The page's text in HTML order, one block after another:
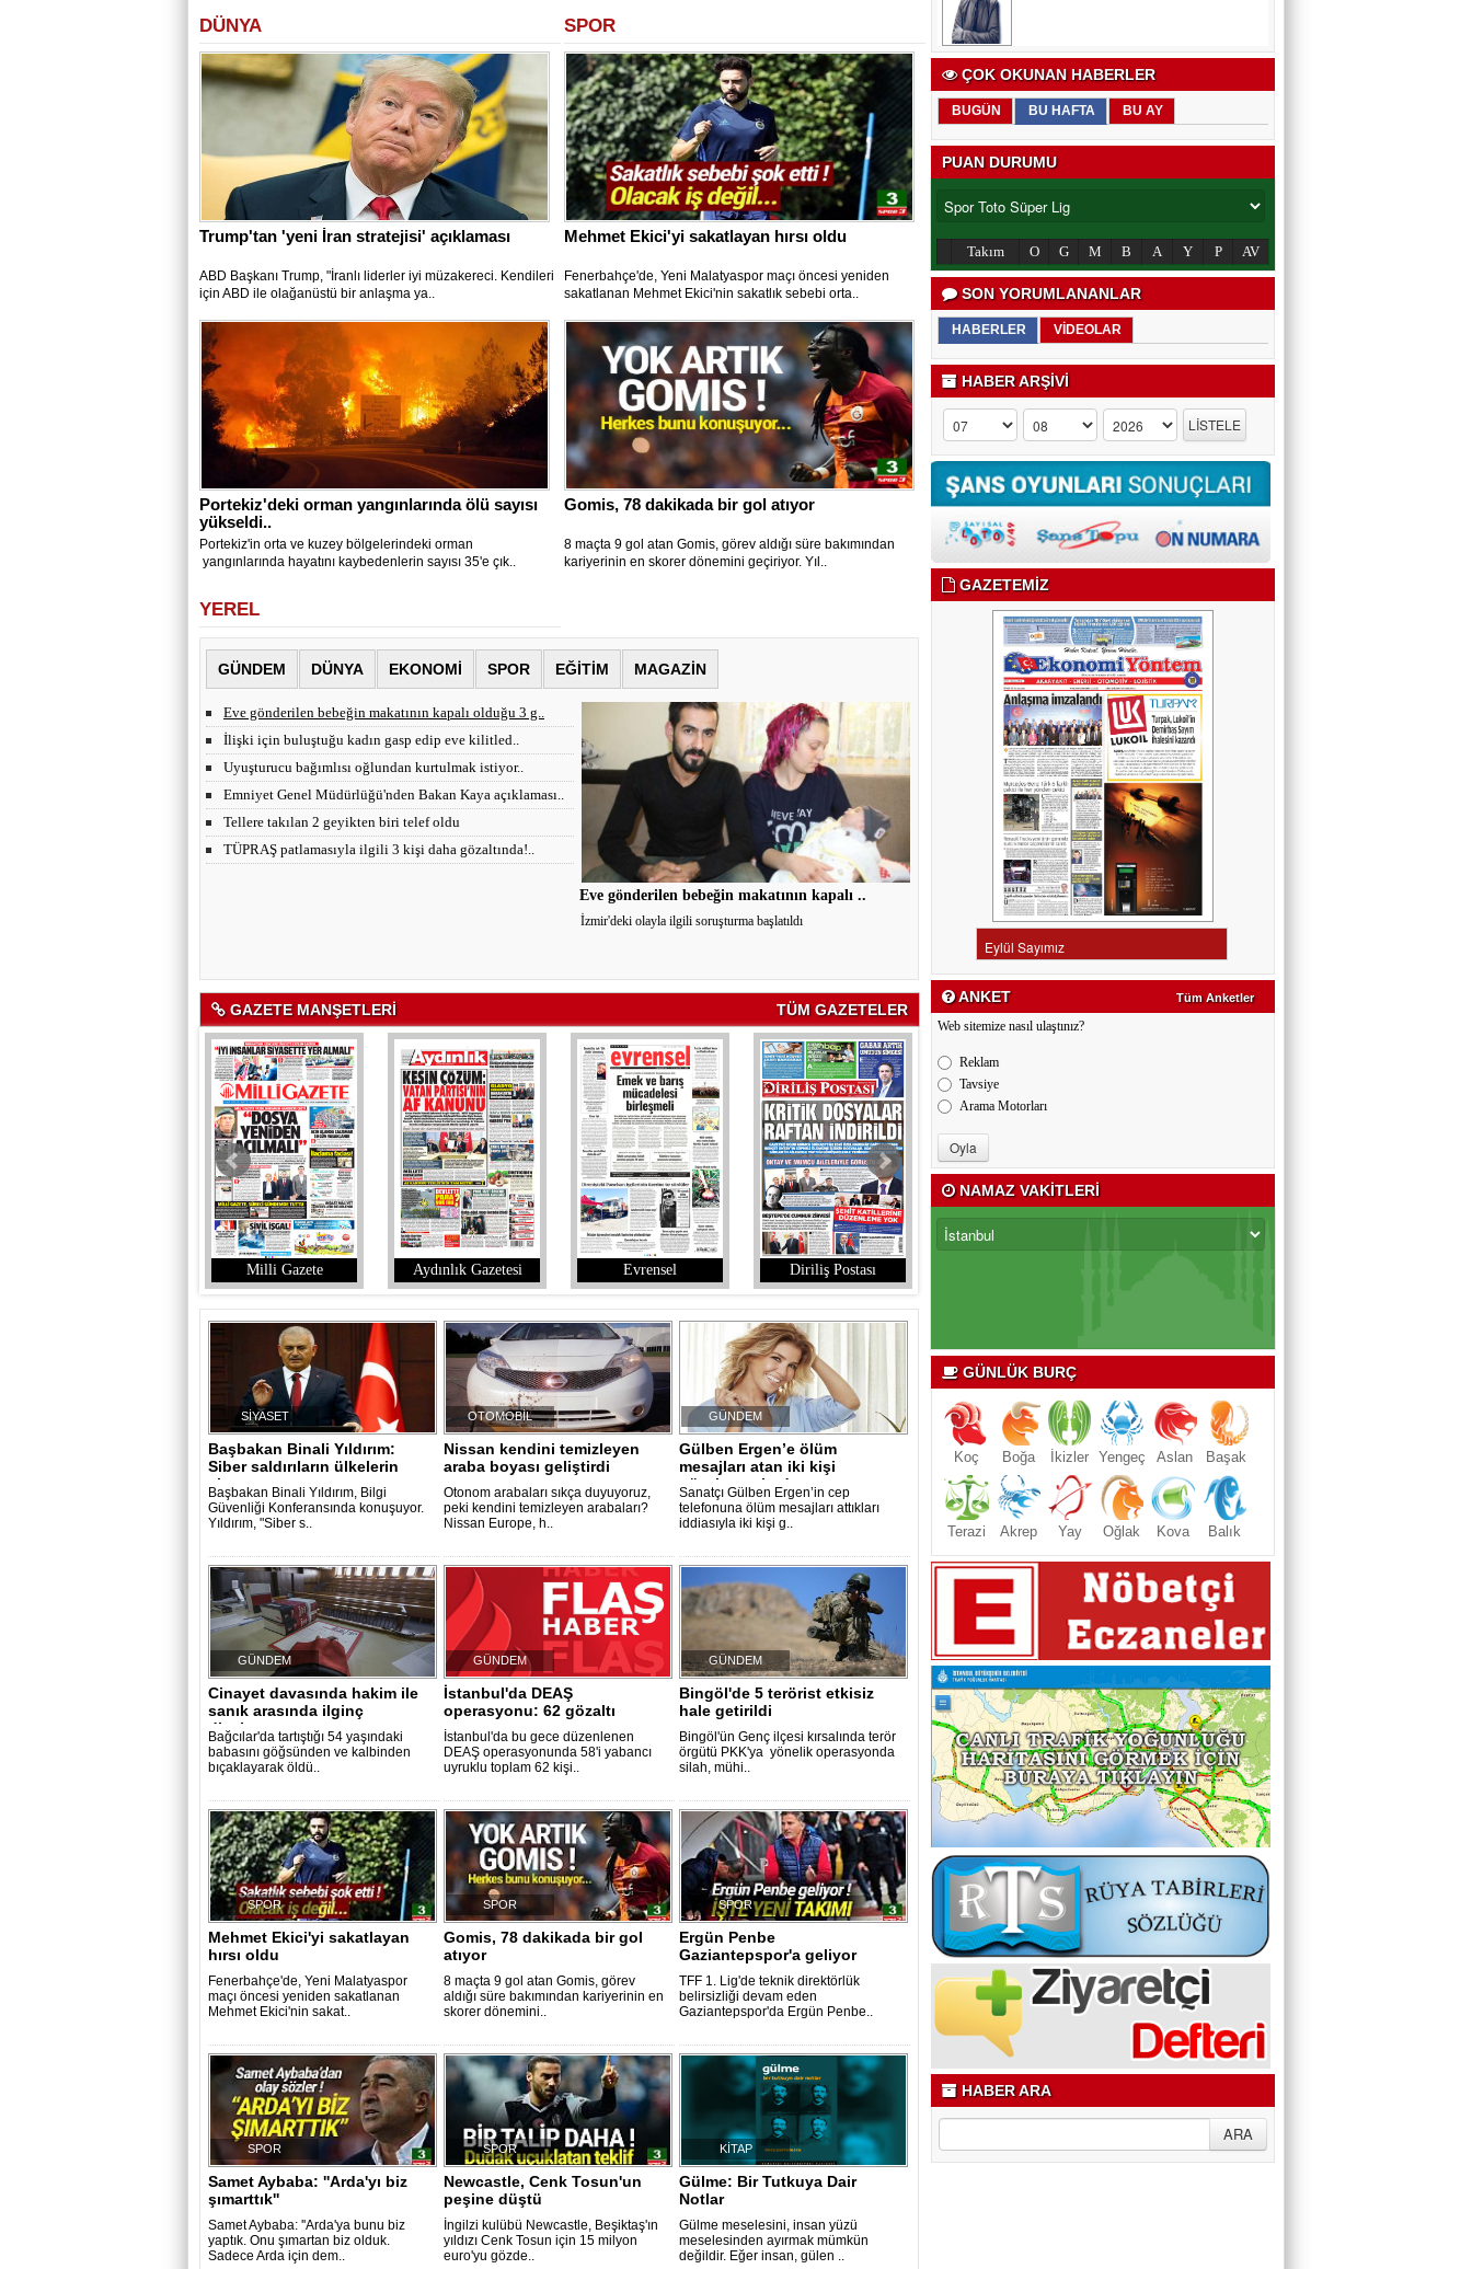
ÇOK OKUNAN HABERLER
BUGÜN BU HAFTA BU AY
PUAN DURUMU
Takım O G M B A Y P AV
SON YORUMLANANLAR
HABERLER VİDEOLAR
HABER ARŞİVİ
GAZETEMİZ
ANKET Tüm Anketler
Web sitemize nasıl ulaştınız?
Reklam
Tavsiye
Arama Motorları
NAMAZ VAKİTLERİ
GÜNLÜK BURÇ
Koç Boğa İkizler Yengeç Aslan Başak
Terazi Akrep Yay Oğlak Kova Balık
HABER ARA
DÜNYA
Trump'tan 'yeni İran stratejisi' açıklaması
ABD Başkanı Trump, "İranlı liderler iyi müzakereci. Kendileri
için ABD ile olağanüstü bir anlaşma ya..
Portekiz'deki orman yangınlarında ölü sayısı
yükseldi..
Portekiz'in orta ve kuzey bölgelerindeki orman
yangınlarında hayatını kaybedenlerin sayısı 35'e çık..
SPOR
Mehmet Ekici'yi sakatlayan hırsı oldu
Fenerbahçe'de, Yeni Malatyaspor maçı öncesi yeniden
sakatlanan Mehmet Ekici'nin sakatlık sebebi orta..
Gomis, 78 dakikada bir gol atıyor
8 maçta 9 gol atan Gomis, görev aldığı süre bakımından
kariyerinin en skorer dönemini geçiriyor. Yıl..
YEREL
GÜNDEM DÜNYA EKONOMİ SPOR EĞİTİM MAGAZİN
Eve gönderilen bebeğin makatının kapalı ..
İzmir'deki olayla ilgili soruşturma başlatıldı
Eve gönderilen bebeğin makatının kapalı olduğu 3 g..
İlişki için buluştuğu kadın gasp edip eve kilitled..
Uyuşturucu bağımlısı oğlundan kurtulmak istiyor..
Emniyet Genel Müdürlüğü'nden Bakan Kaya açıklaması..
Tellere takılan 2 geyikten biri telef oldu
TÜPRAŞ patlamasıyla ilgili 3 kişi daha gözaltında!..
GAZETE MANŞETLERİ TÜM GAZETELER
Milli Gazete Aydınlık Gazetesi Evrensel Diriliş Postası
Başbakan Binali Yıldırım:
Siber saldırıların ülkelerin
ekono..
Başbakan Binali Yıldırım, Bilgi
Güvenliği Konferansında konuşuyor.
Yıldırım, "Siber s..
SİYASET
Nissan kendini temizleyen
araba boyası geliştirdi
Otonom arabaları sıkça duyuyoruz,
peki kendini temizleyen arabaları?
Nissan Europe, h..
OTOMOBİL
Gülben Ergen’e ölüm
mesajları atan iki kişi
gözaltına alındı..
Sanatçı Gülben Ergen’in cep
telefonuna ölüm mesajları attıkları
iddiasıyla iki kişi g..
GÜNDEM
Cinayet davasında hakim ile
sanık arasında ilginç
diyalog..
Bağcılar'da tartıştığı 54 yaşındaki
babasını göğsünden ve kalbinden
bıçaklayarak öldü..
GÜNDEM
İstanbul'da DEAŞ
operasyonu: 62 gözaltı
İstanbul'da bu gece düzenlenen
DEAŞ operasyonunda 58'i yabancı
uyruklu toplam 62 kişi..
GÜNDEM
Bingöl'de 5 terörist etkisiz
hale getirildi
Bingöl'ün Genç ilçesi kırsalında terör
örgütü PKK'ya yönelik operasyonda
silah, mühi..
GÜNDEM
Mehmet Ekici'yi sakatlayan
hırsı oldu
Fenerbahçe'de, Yeni Malatyaspor
maçı öncesi yeniden sakatlanan
Mehmet Ekici'nin sakat..
SPOR
Gomis, 78 dakikada bir gol
atıyor
8 maçta 9 gol atan Gomis, görev
aldığı süre bakımından kariyerinin en
skorer dönemini..
SPOR
Ergün Penbe
Gaziantepspor'a geliyor
TFF 1. Lig'de teknik direktörlük
belirsizliği devam eden
Gaziantepspor'da Ergün Penbe..
SPOR
Samet Aybaba: ''Arda'yı biz
şımarttık''
Samet Aybaba: ''Arda'ya bunu biz
yaptık. Onu şımartan biz olduk.
Sadece Arda için dem..
SPOR
Newcastle, Cenk Tosun'un
peşine düştü
İngilzi kulübü Newcastle, Beşiktaş'ın
yıldızı Cenk Tosun için 15 milyon
euro'yu gözde..
SPOR
Gülme: Bir Tutkuya Dair
Notlar
Gülme meselesini, insan yüzü
meselesinden ayırmak mümkün
değildir. Eğer insan, gülen ..
KİTAP